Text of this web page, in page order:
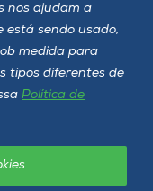
nos ajudam a
está sendo usado,
medida para
tipos diferentes de
Política de